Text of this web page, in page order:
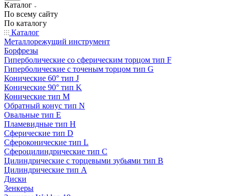
Каталог
По всему сайту
По каталогу
Каталог
Металлорежущий инструмент
Борфрезы
Гиперболические cо сферическим торцом тип F
Гиперболические с точеным торцом тип G
Конические 60° тип J
Конические 90° тип K
Конические тип M
Обратный конус тип N
Овальные тип E
Пламевидные тип H
Сферические тип D
Сфероконические тип L
Сфероцилиндрические тип C
Цилиндрические с торцевыми зубьями тип B
Цилиндрические тип А
Диски
Зенкеры